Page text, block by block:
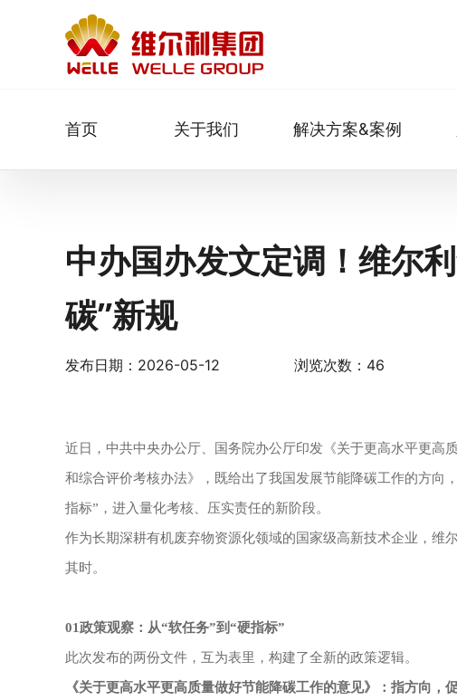
首页 关于我们 解决方案&案例
中办国办发文定调！维尔
碳”新规
发布日期：2026-05-12 浏览次数：46
近日，中共中央办公厅、国务院办公厅印发《关于更高水平更高
和综合评价考核办法》，既给出了我国发展节能降碳工作的方向
指标”，进入量化考核、压实责任的新阶段。
作为长期深耕有机废弃物资源化领域的国家级高新技术企业，维
其时。
01政策观察：从“软任务”到“硬指标”
此次发布的两份文件，互为表里，构建了全新的政策逻辑。
《关于更高水平更高质量做好节能降碳工作的意见》：指方向，